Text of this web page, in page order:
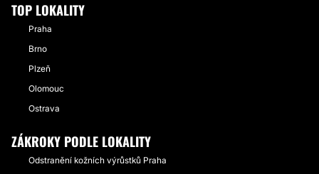
TOP LOKALITY
Praha
Brno
Plzeň
Olomouc
Ostrava
ZÁKROKY PODLE LOKALITY
Odstranění kožních výrůstků Praha